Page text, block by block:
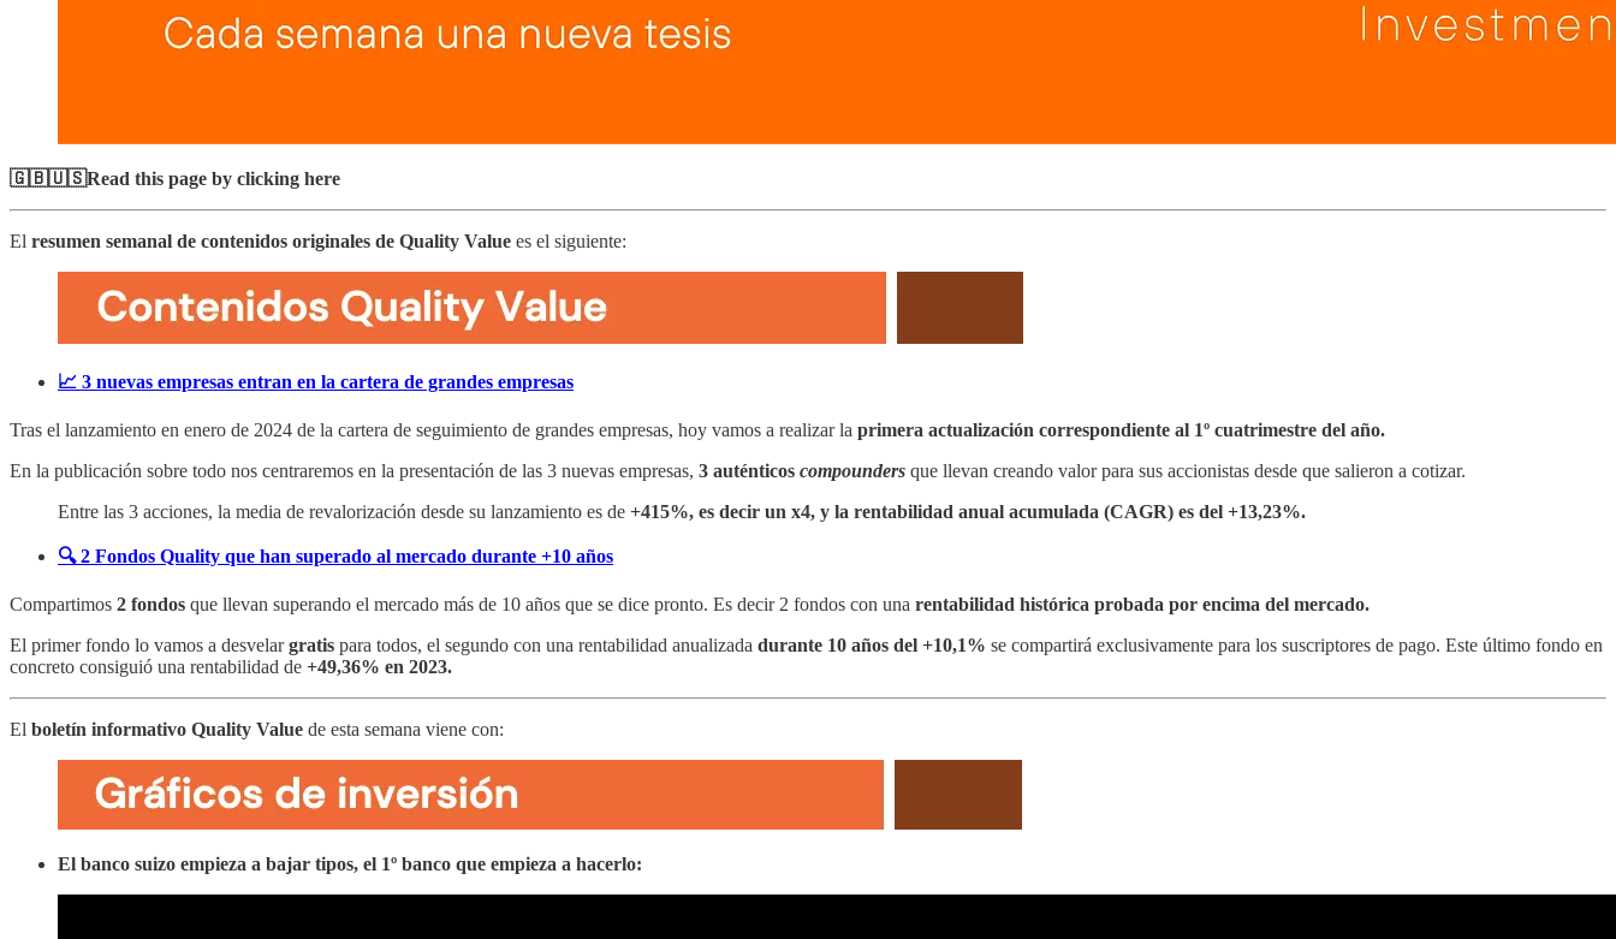
🇬🇧🇺🇸Read this page by clicking here
El resumen semanal de contenidos originales de Quality Value es el siguiente:
📈 3 nuevas empresas entran en la cartera de grandes empresas
Tras el lanzamiento en enero de 2024 de la cartera de seguimiento de grandes empresas, hoy vamos a realizar la primera actualización correspondiente al 1º cuatrimestre del año.
En la publicación sobre todo nos centraremos en la presentación de las 3 nuevas empresas, 3 auténticos compounders que llevan creando valor para sus accionistas desde que salieron a cotizar.
Entre las 3 acciones, la media de revalorización desde su lanzamiento es de +415%, es decir un x4, y la rentabilidad anual acumulada (CAGR) es del +13,23%.
🔍 2 Fondos Quality que han superado al mercado durante +10 años
Compartimos 2 fondos que llevan superando el mercado más de 10 años que se dice pronto. Es decir 2 fondos con una rentabilidad histórica probada por encima del mercado.
El primer fondo lo vamos a desvelargratis para todos, el segundo con una rentabilidad anualizada durante 10 años del +10,1% se compartirá exclusivamente para los suscriptores de pago. Este último fondo en
concreto consiguió una rentabilidad de +49,36% en 2023.
El boletín informativo Quality Value de esta semana viene con:
El banco suizo empieza a bajar tipos, el 1º banco que empieza a hacerlo: